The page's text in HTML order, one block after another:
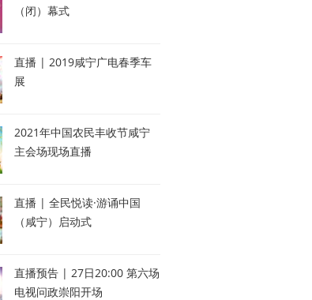
（闭）幕式
直播 | 2019咸宁广电春季车
展
2021年中国农民丰收节咸宁
主会场现场直播
直播 | 全民悦读·游诵中国
（咸宁）启动式
直播预告 | 27日20:00 第六场
电视问政崇阳开场